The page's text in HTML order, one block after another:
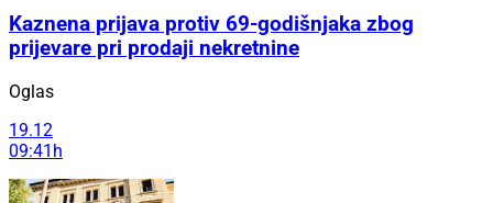
Kaznena prijava protiv 69-godišnjaka zbog
prijevare pri prodaji nekretnine
Oglas
19.12
09:41h